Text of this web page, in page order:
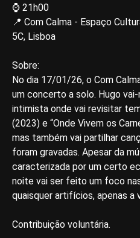
⌚ 21h00
📍 Com Calma - Espaço
5C, Lisboa
Sobre:
No dia 17/01/26, o Com
um concerto a solo. Hugo
intimista onde vai revisitar
(2023) e “Onde Vivem os
mas também vai partilhar
foram gravadas. Apesar da
caracterizada por um certo
noite vai ser feito um foco
quaisquer artifícios, apenas a
Contribuição voluntária.